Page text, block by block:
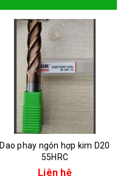
Dao phay ngón hợp kim D20
55HRC
Liên hệ